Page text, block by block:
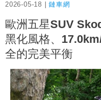
2026-05-18 |鏈車網
歐洲五星SUV
黑化風格、
全的完美平衡